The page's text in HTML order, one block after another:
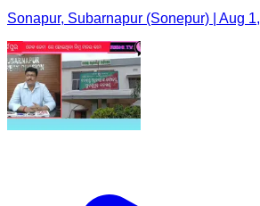
Sonapur, Subarnapur (Sonepur) | Aug